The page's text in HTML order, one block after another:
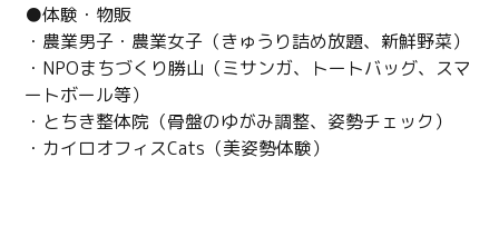
●体験・物販
・農業男子・農業女子（きゅうり詰め放題、新鮮野菜）
・NPOまちづくり勝山（ミサンガ、トートバッグ、スマ
ートボール等）
・とちき整体院（骨盤のゆがみ調整、姿勢チェック）
・カイロオフィスCats（美姿勢体験）